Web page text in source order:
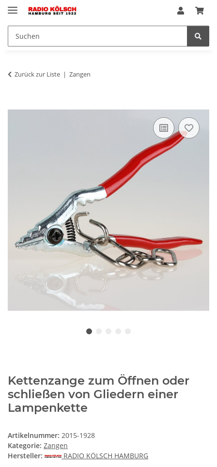
Zurück zur Liste Zangen
Kettenzange zum Öffnen oder
schließen von Gliedern einer
Lampenkette
Artikelnummer: 2015-1928
Kategorie: Zangen
Hersteller:
RADIO KÖLSCH HAMBURG